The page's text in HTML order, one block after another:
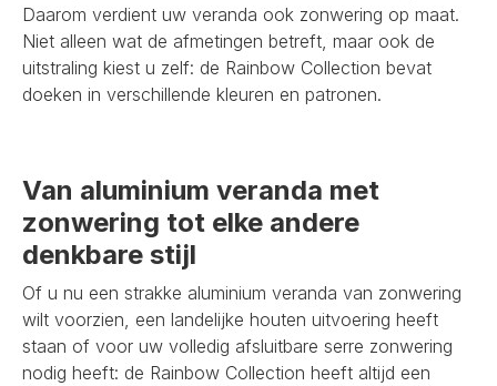
Daarom verdient uw veranda ook zonwering op maat.
Niet alleen wat de afmetingen betreft, maar ook de
uitstraling kiest u zelf: de Rainbow Collection bevat
doeken in verschillende kleuren en patronen.
Van aluminium veranda met
zonwering tot elke andere
denkbare stijl
Of u nu een strakke aluminium veranda van zonwering
wilt voorzien, een landelijke houten uitvoering heeft
staan of voor uw volledig afsluitbare serre zonwering
nodig heeft: de Rainbow Collection heeft altijd een